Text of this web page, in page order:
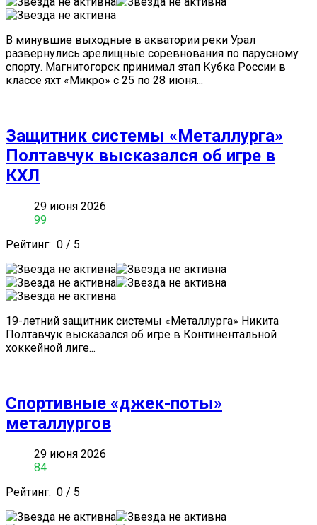
В минувшие выходные в акватории реки Урал
развернулись зрелищные соревнования по парусному
спорту. Магнитогорск принимал этап Кубка России в
классе яхт «Микро» с 25 по 28 июня...
Защитник системы «Металлурга»
Полтавчук высказался об игре в
КХЛ
29 июня 2026
99
Рейтинг: 0 / 5
19-летний защитник системы «Металлурга» Никита
Полтавчук высказался об игре в Континентальной
хоккейной лиге...
Спортивные «джек-поты»
металлургов
29 июня 2026
84
Рейтинг: 0 / 5